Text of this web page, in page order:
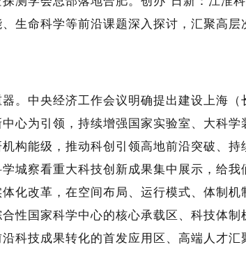
生命科学等前沿课题深入探讨，汇聚高
中央经济工作会议明确提出建设上海（
心为引领，持续增强国家实验室、大科
构能级，推动科创引领高地前沿突破、
城察看重大科技创新成果集中展示，给
化改革，在空间布局、运行模式、体制
性国家科学中心的核心承载区、科技体
科技成果转化的首发应用区、高端人才